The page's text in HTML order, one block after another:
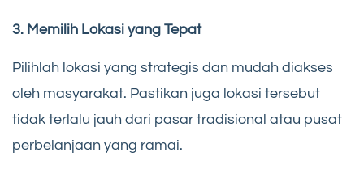
3. Memilih Lokasi yang Tepat
Pilihlah lokasi yang strategis dan mudah diakses
oleh masyarakat. Pastikan juga lokasi tersebut
tidak terlalu jauh dari pasar tradisional atau pusat
perbelanjaan yang ramai.